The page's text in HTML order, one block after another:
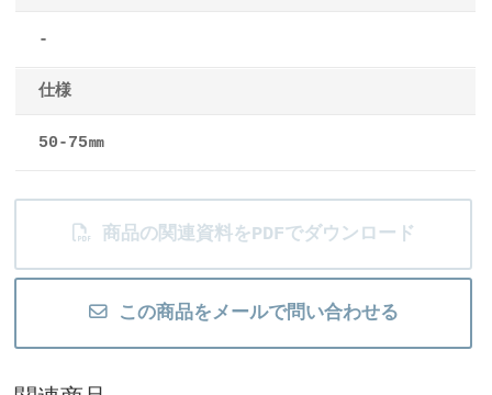
-
仕様
50-75㎜
商品の関連資料をPDFでダウンロード
この商品をメールで問い合わせる